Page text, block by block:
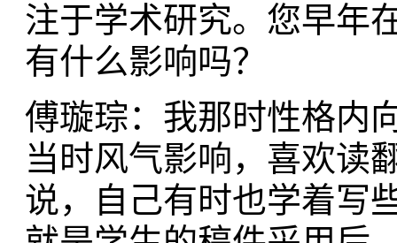
注于学术研究。您早年
有什么影响吗？
傅璇琮：我那时性格内
当时风气影响，喜欢读
说，自己有时也学着写